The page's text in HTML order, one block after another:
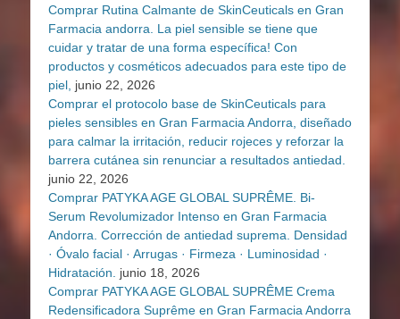
Comprar Rutina Calmante de SkinCeuticals en Gran
Farmacia andorra. La piel sensible se tiene que
cuidar y tratar de una forma específica! Con
productos y cosméticos adecuados para este tipo de
piel, junio 22, 2026
Comprar el protocolo base de SkinCeuticals para
pieles sensibles en Gran Farmacia Andorra, diseñado
para calmar la irritación, reducir rojeces y reforzar la
barrera cutánea sin renunciar a resultados antiedad.
junio 22, 2026
Comprar PATYKA AGE GLOBAL SUPRÊME. Bi-
Serum Revolumizador Intenso en Gran Farmacia
Andorra. Corrección de antiedad suprema. Densidad
· Óvalo facial · Arrugas · Firmeza · Luminosidad ·
Hidratación. junio 18, 2026
Comprar PATYKA AGE GLOBAL SUPRÊME Crema
Redensificadora Suprême en Gran Farmacia Andorra